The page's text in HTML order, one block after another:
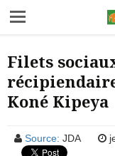
Filets
Koné Kipeya
Source: JDA